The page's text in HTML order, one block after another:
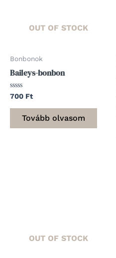
OUT OF STOCK
Bonbonok
Baileys-bonbon
Értékelés:
/
700 Ft
Tovább olvasom
OUT OF STOCK